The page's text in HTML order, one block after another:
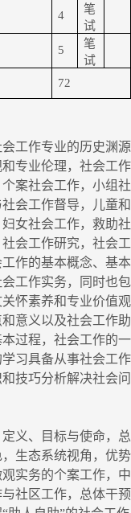
4
笔
试
5
笔
试
72
工作专业的历史渊源
专业伦理，社会工作
案社会工作，小组社
会工作督导，儿童和
女社会工作，救助社
会工作研究，社会工
作的基本概念、基本
工作实务，同时也包
怀素养和专业价值观
意义以及社会工作助
过程，社会工作的一
习具备从事社会工作
技巧分析解决社会问
义、目标与使命，总
生态系统视角，优势
实务的个案工作，中
社区工作，总体干预